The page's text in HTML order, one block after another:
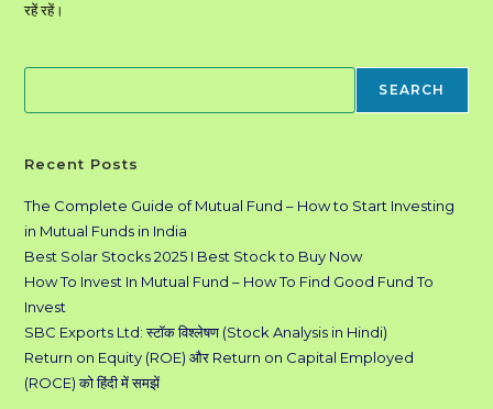
रहें रहें।
SEARCH
Recent Posts
The Complete Guide of Mutual Fund – How to Start Investing
in Mutual Funds in India
Best Solar Stocks 2025 I Best Stock to Buy Now
How To Invest In Mutual Fund – How To Find Good Fund To
Invest
SBC Exports Ltd: स्टॉक विश्लेषण (Stock Analysis in Hindi)
Return on Equity (ROE) और Return on Capital Employed
(ROCE) को हिंदी में समझें